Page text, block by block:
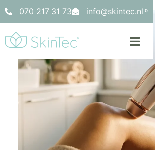
070 217 31 73 info@skintec.nl 0